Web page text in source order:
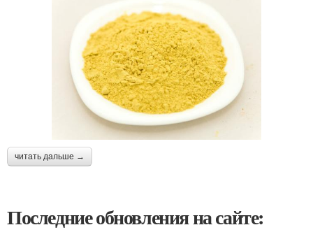
читать дальше →
Последние обновления на сайте: